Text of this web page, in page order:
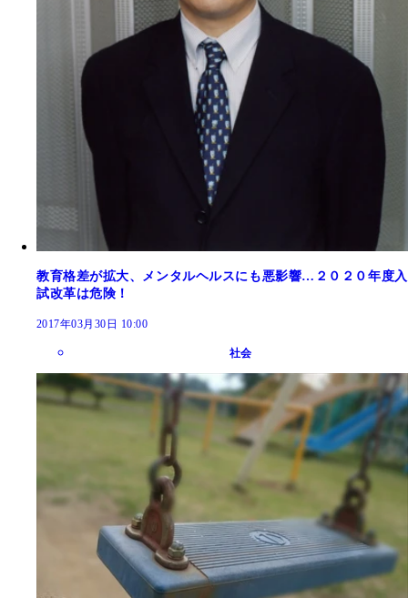
教育格差が拡大、メンタルヘルスにも悪影響…２０２０年度入
試改革は危険！
2017年03月30日 10:00
社会